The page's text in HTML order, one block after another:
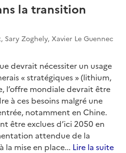
la transition
Sary Zoghely, Xavier Le Guennec
devrait nécessiter un usage
« stratégiques » (lithium,
l’offre mondiale devrait être
à ces besoins malgré une
notamment en Chine.
être exclues d’ici 2050 en
attendue de la
la mise en place... Lire la suite